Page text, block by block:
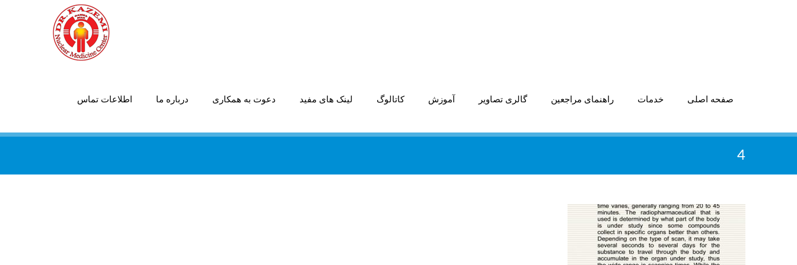
صفحه اصلی خدمات راهنمای مراجعین گالری تصاویر آموزش کاتالوگ لینک های مفید دعوت به همکاری درباره ما اطلاعات تماس
4